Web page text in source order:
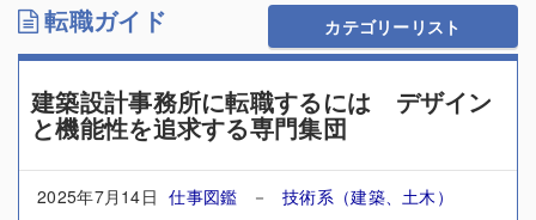
転職ガイド カテゴリーリスト
建築設計事務所に転職するには デザイン
と機能性を追求する専門集団
2025年7月14日 仕事図鑑 －技術系（建築、土木）